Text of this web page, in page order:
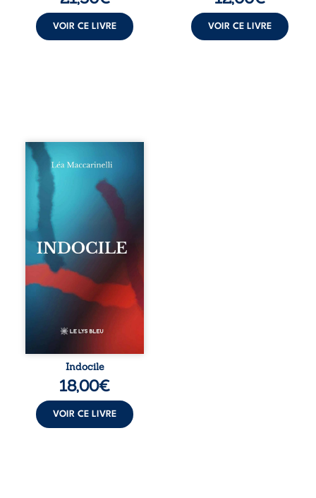
VOIR CE LIVRE VOIR CE LIVRE
Quatre parties.
Quatre refus.
Quatre visages
d’une existence en
friction. Entre les
silences qu’on ne
déchiffre pas, les
amours qu’on
dérange, les corps
qu’on administre
et les liens qu’on
sabote, cet
ouvrage parle à
vivent trop fort,
trop vrai, trop tôt.
traversée. Une
langue nue. Une
insurrection
déclaration
d’existence pour ...
Indocile
18,00€
VOIR CE LIVRE